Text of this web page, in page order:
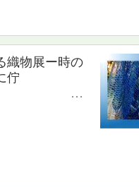
織物展ー時の
佇
日)